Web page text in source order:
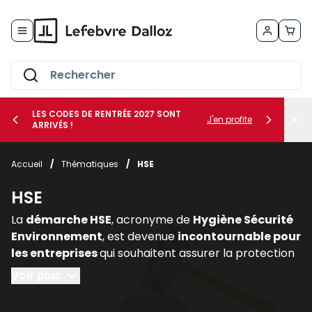
le sous-menu Vos métiers
le sous-menu Vos besoins
LES CODES DE RENTRÉE 2027 SONT
ARRIVÉS !
J'en profite
Accueil / Thématiques / HSE
HSE
La démarche HSE, acronyme de Hygiène Sécurité
Environnement, est devenue incontournable pour
les entreprisesqui souhaitent assurer la protection
de leurs salariés, limiter les risques professionnels et
intégrer les enjeux environnementaux dans leur